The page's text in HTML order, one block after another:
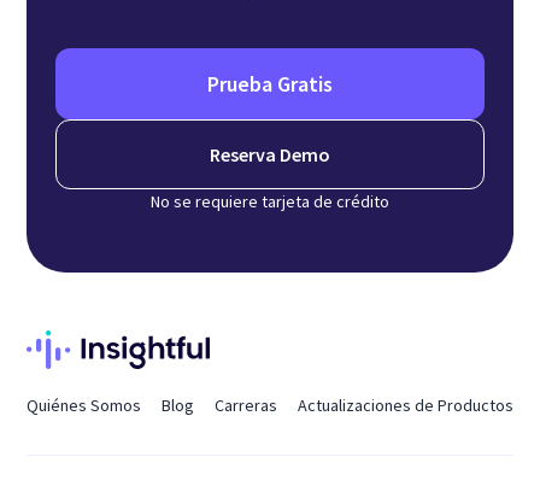
Prueba Gratis
Reserva Demo
No se requiere tarjeta de crédito
Quiénes Somos Blog Carreras Actualizaciones de Productos